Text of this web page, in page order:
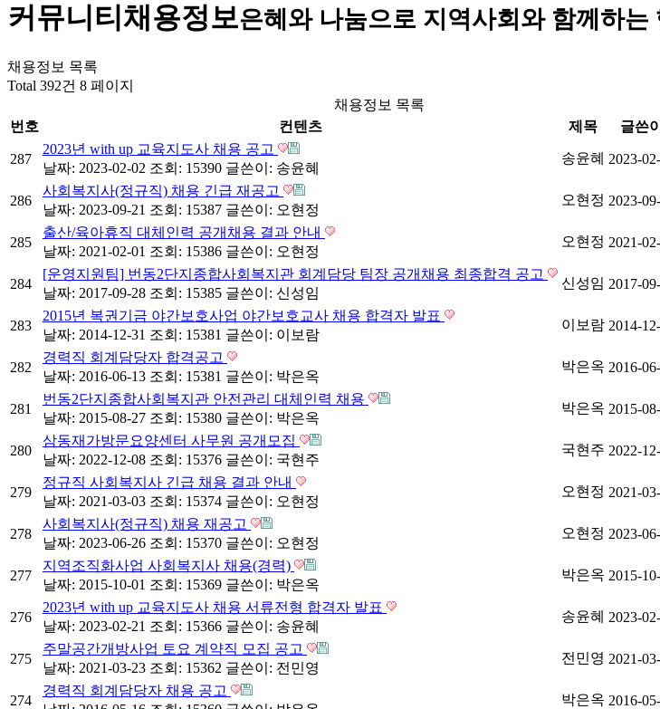
커뮤니티채용정보은혜와 나눔으로 지역사회와 함께하
채용정보 목록
Total 392건 8 페이지
채용정보 목록
번호
컨텐츠 제목 글쓴이
287
2023년 with up 교육지도사 채용 공고
날짜: 2023-02-02 조회: 15390 글쓴이: 송윤혜
송윤혜 2023-
286
사회복지사(정규직) 채용 긴급 재공고
날짜: 2023-09-21 조회: 15387 글쓴이: 오현정
오현정 2023-
285
출산/육아휴직 대체인력 공개채용 결과 안내
날짜: 2021-02-01 조회: 15386 글쓴이: 오현정
오현정 2021-
284
[운영지원팀] 번동2단지종합사회복지관 회계담당 팀장 공개채용 최종합격 공고
날짜: 2017-09-28 조회: 15385 글쓴이: 신성임
신성임 2017-
283
2015년 복권기금 야간보호사업 야간보호교사 채용 합격자 발표
날짜: 2014-12-31 조회: 15381 글쓴이: 이보람
이보람 2014-
282
경력직 회계담당자 합격공고
날짜: 2016-06-13 조회: 15381 글쓴이: 박은옥
박은옥 2016-
281
번동2단지종합사회복지관 안전관리 대체인력 채용
날짜: 2015-08-27 조회: 15380 글쓴이: 박은옥
박은옥 2015-
280
삼동재가방문요양센터 사무원 공개모집
날짜: 2022-12-08 조회: 15376 글쓴이: 국현주
국현주 2022-
279
정규직 사회복지사 긴급 채용 결과 안내
날짜: 2021-03-03 조회: 15374 글쓴이: 오현정
오현정 2021-
278
사회복지사(정규직) 채용 재공고
날짜: 2023-06-26 조회: 15370 글쓴이: 오현정
오현정 2023-
277
지역조직화사업 사회복지사 채용(경력)
날짜: 2015-10-01 조회: 15369 글쓴이: 박은옥
박은옥 2015-
276
2023년 with up 교육지도사 채용 서류전형 합격자 발표
날짜: 2023-02-21 조회: 15366 글쓴이: 송윤혜
송윤혜 2023-
275
주말공간개방사업 토요 계약직 모집 공고
날짜: 2021-03-23 조회: 15362 글쓴이: 전민영
전민영 2021-
274
경력직 회계담당자 채용 공고
박은옥 2016-